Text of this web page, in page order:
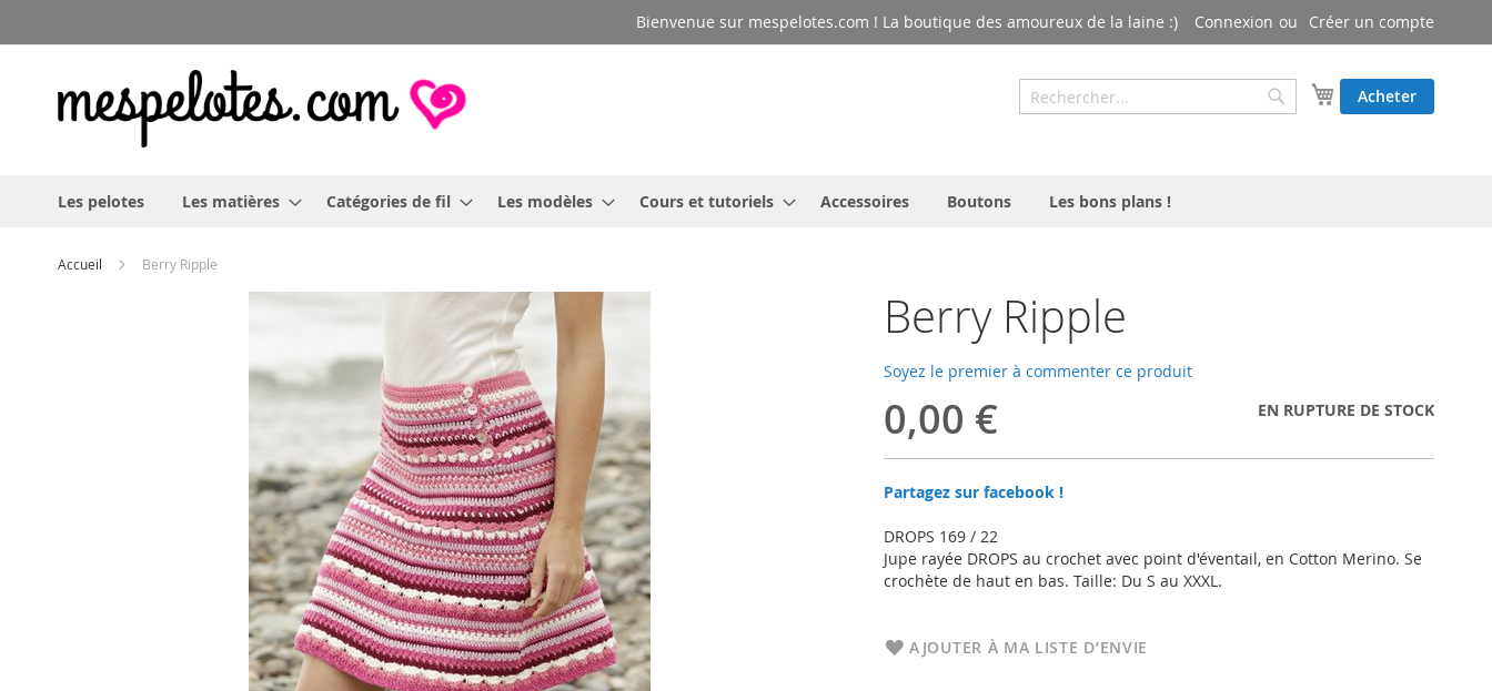
au
Bienvenue sur mespelotes.com ! La boutique des amoureux de la laine :) Connexion Créer un compte
Mon panier
Acheter
Rechercher
Rechercher
Les pelotes Les matières Catégories de fil Les modèles Cours et tutoriels Accessoires Boutons Les bons plans !
Accueil Berry Ripple
Berry Ripple
Soyez le premier à commenter ce produit
0,00 € EN RUPTURE DE STOCK
Partagez sur facebook !
DROPS 169 / 22
Jupe rayée DROPS au crochet avec point d'éventail, en Cotton Merino. Se
crochète de haut en bas. Taille: Du S au XXXL.
AJOUTER À MA LISTE D’ENVIE